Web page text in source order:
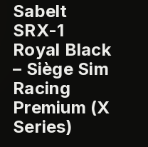
Sabelt
SRX-1
Royal Black
– Siège Sim
Racing
Premium (X
Series)